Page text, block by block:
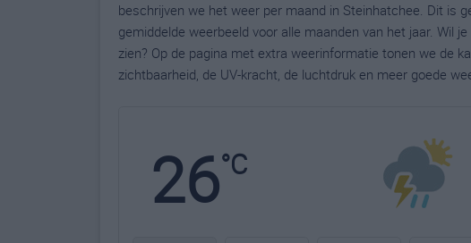
beschrijven we het weer per maand in Steinhatchee. Dit is
gemiddelde weerbeeld voor alle maanden van het jaar. Wil
zien? Op de pagina met extra weerinformatie tonen we de
zichtbaarheid, de UV-kracht, de luchtdruk en meer goede
26°C